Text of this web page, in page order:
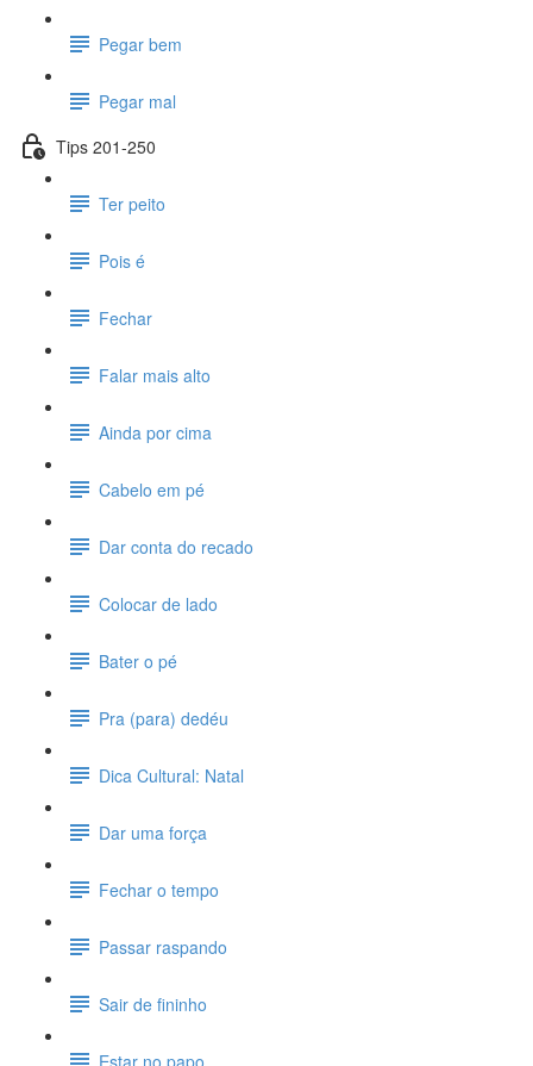
Pegar bem
Pegar mal
Tips 201-250
Ter peito
Pois é
Fechar
Falar mais alto
Ainda por cima
Cabelo em pé
Dar conta do recado
Colocar de lado
Bater o pé
Pra (para) dedéu
Dica Cultural: Natal
Dar uma força
Fechar o tempo
Passar raspando
Sair de fininho
Estar no papo